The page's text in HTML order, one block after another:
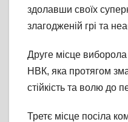
здолавши своїх
злагодженій грі та
Друге місце
НВК, яка протягом
стійкість та волю до
Третє місце посіла